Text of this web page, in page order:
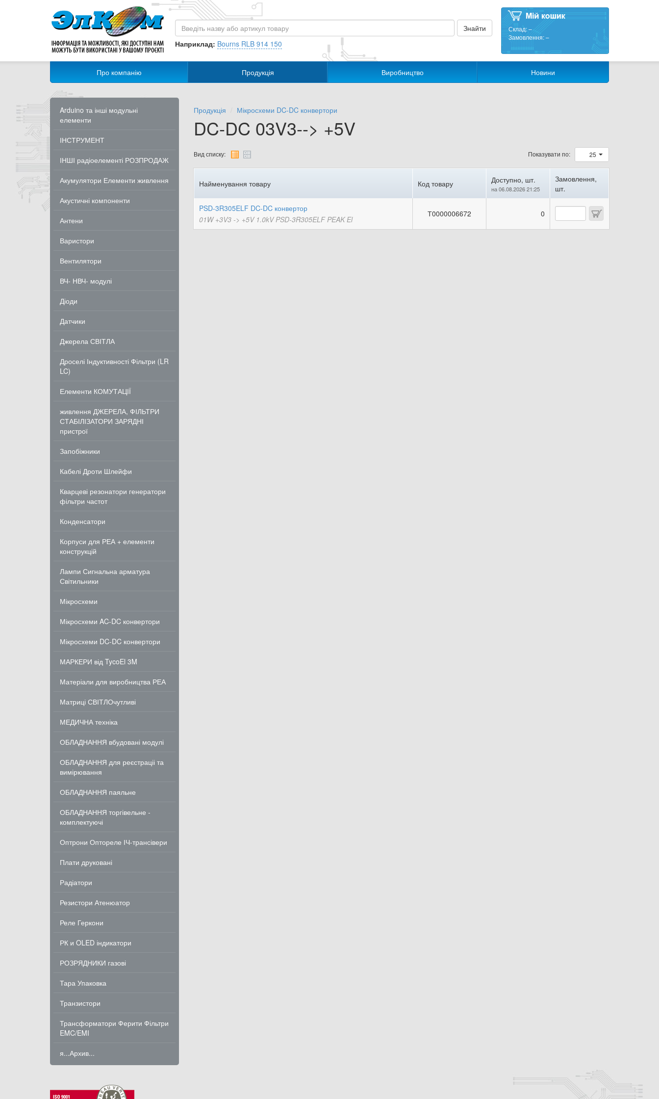
Наприклад: Bourns RLB 914 150
Склад:–
Замовлення:–
Про компанію Продукція Виробництво Новини
Arduino та інші модульні
елементи
ІНСТРУМЕНТ
ІНШІ радіоелементі РОЗПРОДАЖ
Акумулятори Елементи живлення
Акустичні компоненти
Антени
Варистори
Вентилятори
ВЧ- НВЧ- модулі
Діоди
Датчики
Джерела СВІТЛА
Дроселі Індуктивності Фільтри (LR
LC)
Елементи КОМУТАЦІЇ
живлення ДЖЕРЕЛА, ФІЛЬТРИ
СТАБІЛІЗАТОРИ ЗАРЯДНІ
пристрої
Запобіжники
Кабелі Дроти Шлейфи
Кварцеві резонатори генератори
фільтри частот
Конденсатори
Корпуси для РЕА + елементи
конструкцій
Лампи Сигнальна арматура
Світильники
Мікросхеми
Мікросхеми AC-DC конвертори
Мікросхеми DC-DC конвертори
МАРКЕРИ від TycoEl 3M
Матеріали для виробництва РЕА
Матриці СВІТЛОчутливі
МЕДИЧНА техніка
ОБЛАДНАННЯ вбудовані модулі
ОБЛАДНАННЯ для реєстраціі та
вимірювання
ОБЛАДНАННЯ паяльне
ОБЛАДНАННЯ торгівельне -
комплектуючі
Оптрони Оптореле ІЧ-трансівери
Плати друковані
Радіатори
Резистори Атенюатор
Реле Геркони
РК и OLED індикатори
РОЗРЯДНИКИ газові
Тара Упаковка
Транзистори
Трансформатори Ферити Фільтри
EMC/EMI
я...Архив...
Продукція Мікросхеми DC-DC конвертори
DC-DC 03V3--> +5V
Вид списку: Показувати по: 25
Найменування товару Код товару Доступно, шт.
на 06.08.2026 21:25
Замовлення,
шт.
PSD-3R305ELF DC-DC конвертор
01W +3V3 -> +5V 1.0kV PSD-3R305ELF PEAK El
Т0000006672 0